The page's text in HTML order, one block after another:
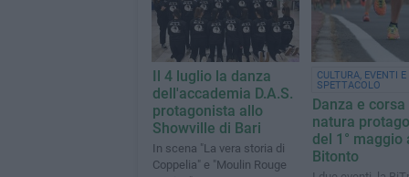
Il 4 luglio la danza
dell'accademia D.A.S.
protagonista allo
Showville di Bari
In scena "La vera storia di
Coppelia" e "Moulin Rouge
CULTURA, EVENTI E
SPETTACOLO
Danza e
natura
del 1° maggio
Bitonto